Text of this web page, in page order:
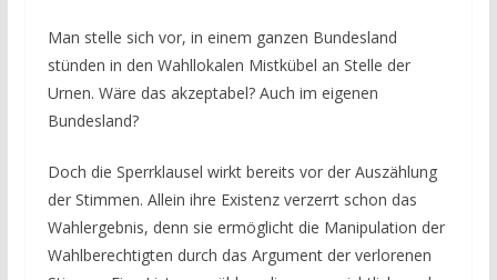
Man stelle sich vor, in einem ganzen Bundesland
stünden in den Wahllokalen Mistkübel an Stelle der
Urnen. Wäre das akzeptabel? Auch im eigenen
Bundesland?
Doch die Sperrklausel wirkt bereits vor der Auszählung
der Stimmen. Allein ihre Existenz verzerrt schon das
Wahlergebnis, denn sie ermöglicht die Manipulation der
Wahlberechtigten durch das Argument der verlorenen